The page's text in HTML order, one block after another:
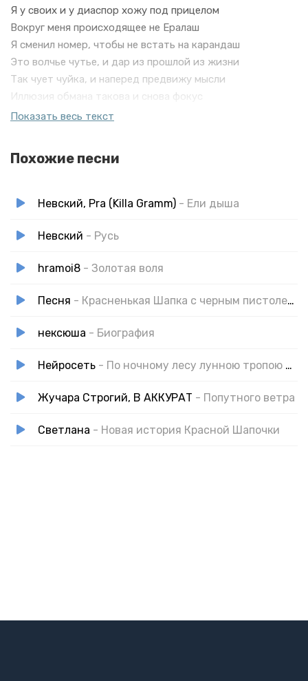
Я у своих и у диаспор хожу под прицелом
Вокруг меня происходящее не Ералаш
Я сменил номер, чтобы не встать на карандаш
Это волчье чутье, и дар из прошлой из жизни
Так чует чуйка, и наперед предвижу мысли
Иллюзия обмана такова и снова фокус
После Державы они сразу разобрали Крокус
Показать весь текст
Похожие песни
Невский, Pra (Killa Gramm) - Ели дыша
Невский - Русь
hramoi8 - Золотая воля
Песня - Красненькая Шапка с черным пистолетом
нексюша - Биография
Нейросеть - По ночному лесу лунною тропою я иду тихонько с сумкой за спиною
Жучара Строгий, В АККУРАТ - Попутного ветра
Светлана - Новая история Красной Шапочки